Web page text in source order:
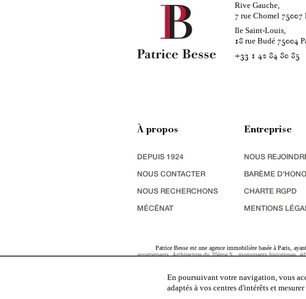
Rive Gauche,
7 rue Chomel 75007
Ile Saint-Louis,
18 rue Budé 75004
+33 1 42 84 80 85
À propos
DEPUIS 1924
NOUS CONTACTER
NOUS RECHERCHONS
MÉCÉNAT
Entreprise
NOUS
BARÈME
CHARTE RGPD
MENTIONS
Patrice Besse est une agence immobilière basée à Paris,
appartements,Architecture du 20ème S.,monuments historiques,
En poursuivant votre navigation, vous
adaptés à vos centres d'intérêts et